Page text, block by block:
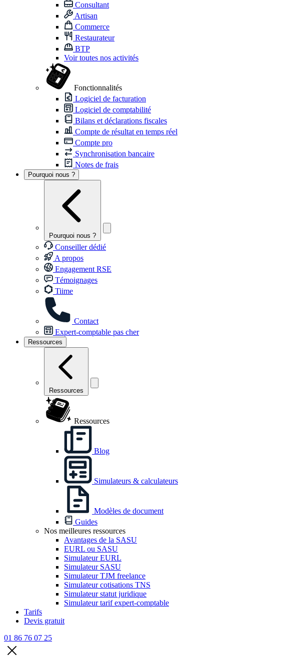
Consultant
Artisan
Commerce
Restaurateur
BTP
Voir toutes nos activités
Fonctionnalités
Logiciel de facturation
Logiciel de comptabilité
Bilans et déclarations fiscales
Compte de résultat en temps réel
Compte pro
Synchronisation bancaire
Notes de frais
Pourquoi nous ?
Pourquoi nous ?
Conseiller dédié
A propos
Engagement RSE
Témoignages
Tiime
Contact
Expert-comptable pas cher
Ressources
Ressources
Ressources
Blog
Simulateurs & calculateurs
Modèles de document
Guides
Nos meilleures ressources
Avantages de la SASU
EURL ou SASU
Simulateur EURL
Simulateur SASU
Simulateur TJM freelance
Simulateur cotisations TNS
Simulateur statut juridique
Simulateur tarif expert-comptable
Tarifs
Devis gratuit
01 86 76 07 25